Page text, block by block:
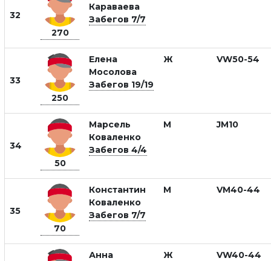
32
270
Караваева
Забегов 7/7
33
250
Елена
Мосолова
Забегов 19/19
Ж VW50-54
34
50
Марсель
Коваленко
Забегов 4/4
М JM10
35
70
Константин
Коваленко
Забегов 7/7
М VM40-44
Анна
Ж VW40-44